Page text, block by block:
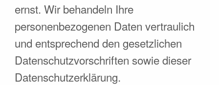
ernst. Wir behandeln Ihre
personenbezogenen Daten vertraulich
und entsprechend den gesetzlichen
Datenschutzvorschriften sowie dieser
Datenschutzerklärung.